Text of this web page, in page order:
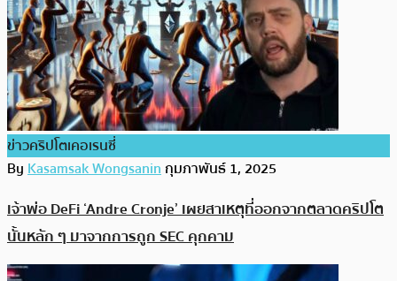
ข่าวคริปโตเคอเรนซี่
ByKasamsak Wongsaninกุมภาพันธ์ 1, 2025
เจ้าพ่อ DeFi ‘Andre Cronje’ เผยสาเหตุที่ออกจากตลาดคริปโต
นั้นหลัก ๆ มาจากการถูก SEC คุกคาม